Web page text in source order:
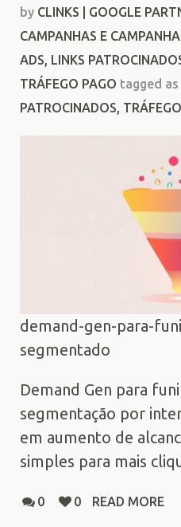
by CLINKS | GOOGLE
CAMPANHAS E
ADS, LINKS
TRÁFEGO PAGO tagged as
PATROCINADOS,
demand-gen-para-
segmentado
Demand Gen para
segmentação por
em aumento de
simples para mais
0 0 READ MORE